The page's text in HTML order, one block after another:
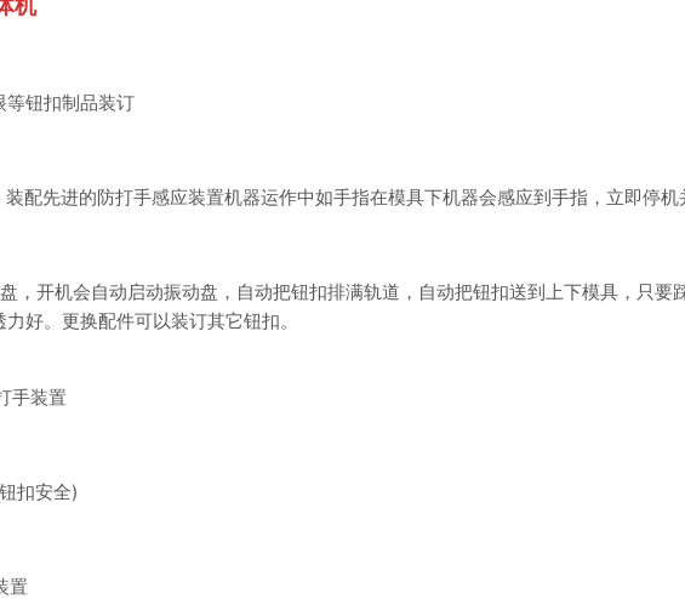
机
等钮扣制品装订
配先进的防打手感应装置机器运作中如手指在模具下机器会感应到手指，立即停机
，开机会自动启动振动盘，自动把钮扣排满轨道，自动把钮扣送到上下模具，只
好。更换配件可以装订其它钮扣。
手装置
扣安全)
置